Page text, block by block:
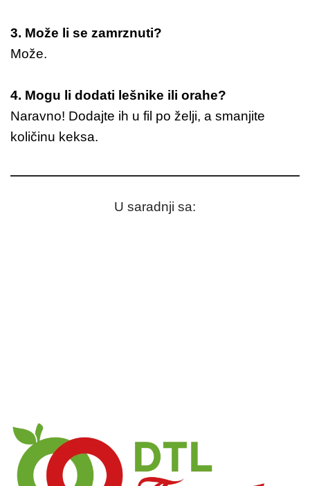
3. Može li se zamrznuti?
Može.
4. Mogu li dodati lešnike ili orahe?
Naravno! Dodajte ih u fil po želji, a smanjite
količinu keksa.
U saradnji sa: